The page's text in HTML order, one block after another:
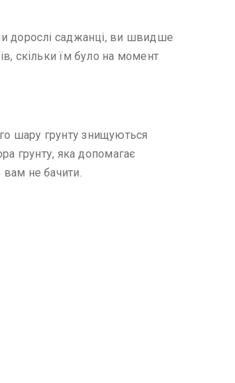
дорослі саджанці, ви швидше
скільки їм було на момент
шару грунту знищуються
грунту, яка допомагає
вам не бачити.